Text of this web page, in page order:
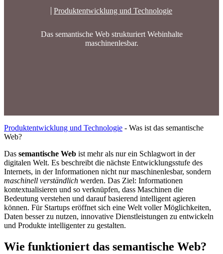
Produktentwicklung und Technologie
Das semantische Web strukturiert Webinhalte
maschinenlesbar.
Produktentwicklung und Technologie - Was ist das semantische
Web?
Das semantische Web ist mehr als nur ein Schlagwort in der
digitalen Welt. Es beschreibt die nächste Entwicklungsstufe des
Internets, in der Informationen nicht nur maschinenlesbar, sondern
maschinell verständlich werden. Das Ziel: Informationen
kontextualisieren und so verknüpfen, dass Maschinen die
Bedeutung verstehen und darauf basierend intelligent agieren
können. Für Startups eröffnet sich eine Welt voller Möglichkeiten,
Daten besser zu nutzen, innovative Dienstleistungen zu entwickeln
und Produkte intelligenter zu gestalten.
Wie funktioniert das semantische Web?